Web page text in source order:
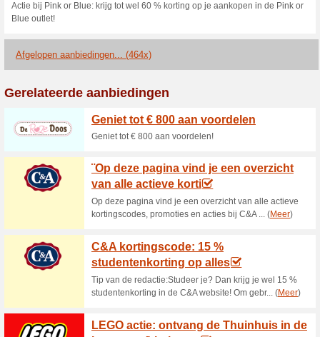
Babymarkt
bestelling
100% het werkte
Babymarkt aanbieding van
code in bij het afrekenen.
Ontvang al snel €15